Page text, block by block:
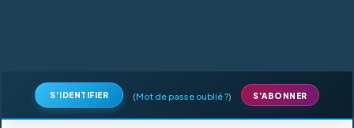
S'IDENTIFIER (Mot de passe oublié ?) S'ABONNER